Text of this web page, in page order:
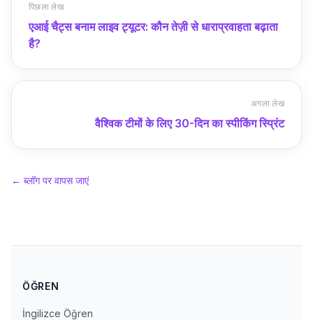
पिछला लेख
एआई चैट्स बनाम लाइव ट्यूटर: कौन तेज़ी से धाराप्रवाहता बढ़ाता
है?
अगला लेख
वैश्विक टीमों के लिए 30-दिन का स्पीकिंग स्प्रिंट
← ब्लॉग पर वापस जाएं
ÖĞREN
İngilizce Öğren